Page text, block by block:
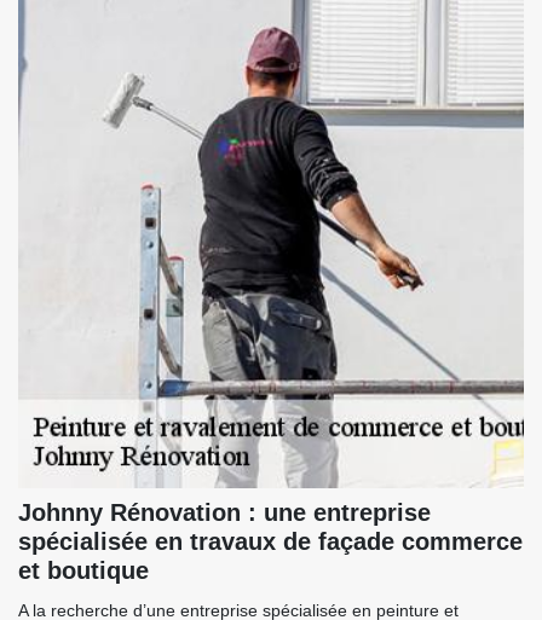
Johnny Rénovation : une entreprise
spécialisée en travaux de façade commerce
et boutique
A la recherche d’une entreprise spécialisée en peinture et